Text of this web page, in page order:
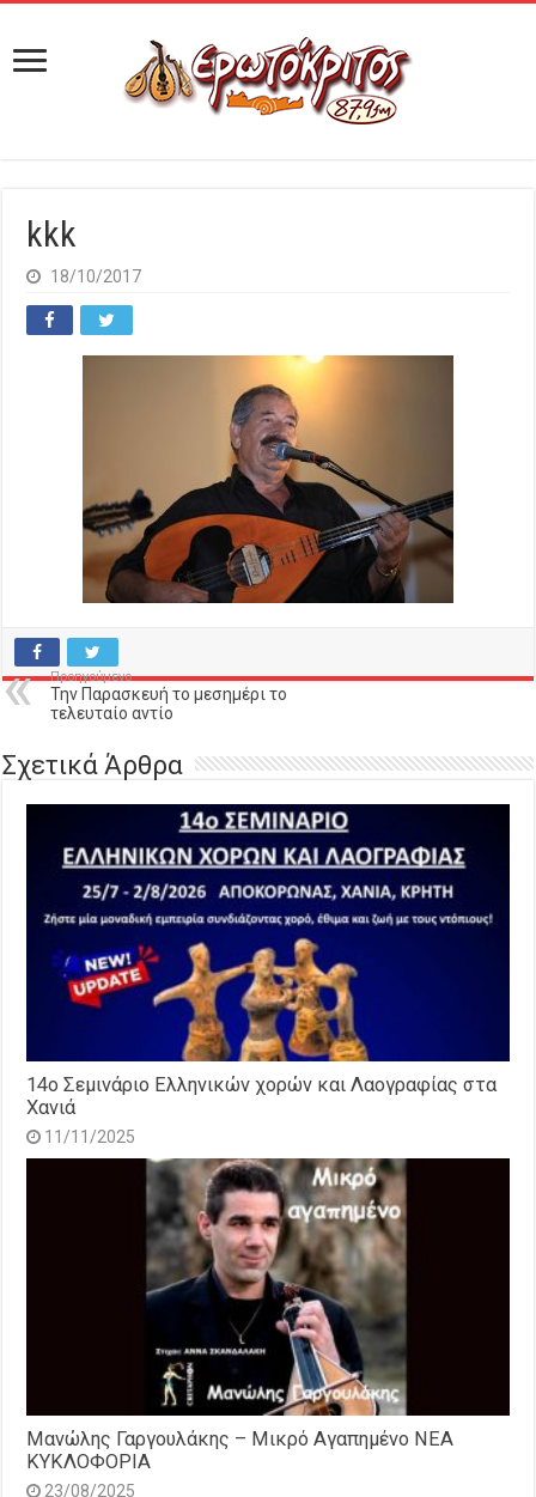
kkk
18/10/2017
Προηγούμενο
Την Παρασκευή το μεσημέρι το
τελευταίο αντίο
Σχετικά Άρθρα
14o Σεμινάριο Ελληνικών χορών και Λαογραφίας στα
Χανιά
11/11/2025
Μανώλης Γαργουλάκης – Μικρό Αγαπημένο NEΑ
ΚΥΚΛΟΦΟΡΙΑ
23/08/2025